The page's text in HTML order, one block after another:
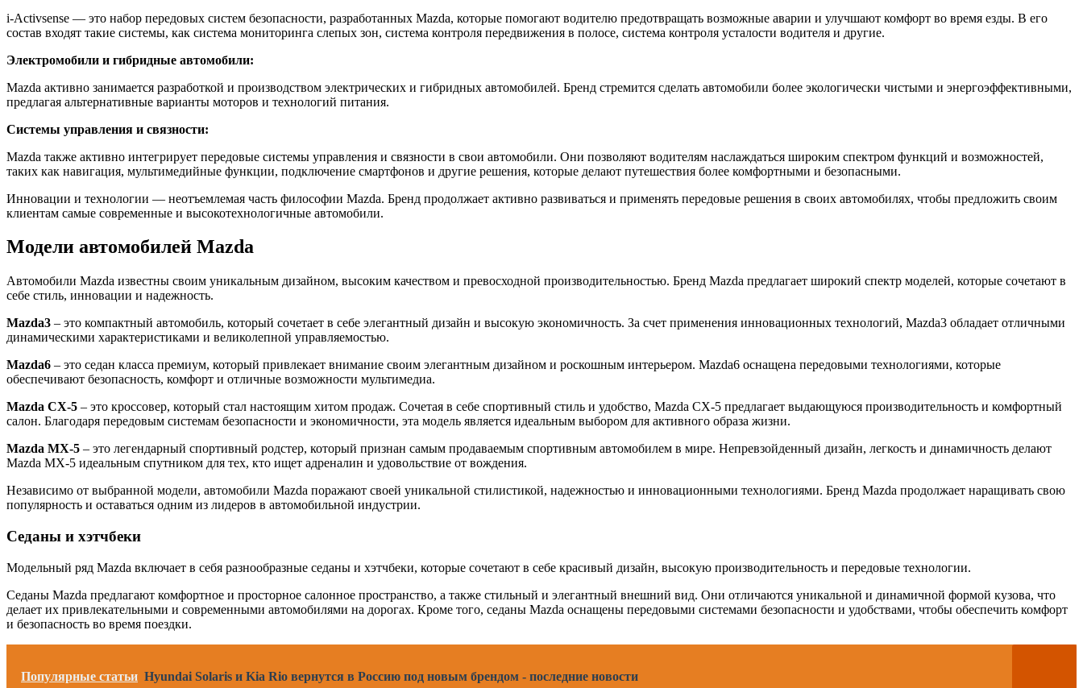
i-Activsense — это набор передовых систем безопасности, разработанных Mazda, которые помогают водителю предотвращать возможные аварии и улучшают комфорт во время езды. В его
состав входят такие системы, как система мониторинга слепых зон, система контроля передвижения в полосе, система контроля усталости водителя и другие.
Электромобили и гибридные автомобили:
Mazda активно занимается разработкой и производством электрических и гибридных автомобилей. Бренд стремится сделать автомобили более экологически чистыми и энергоэффективными,
предлагая альтернативные варианты моторов и технологий питания.
Системы управления и связности:
Mazda также активно интегрирует передовые системы управления и связности в свои автомобили. Они позволяют водителям наслаждаться широким спектром функций и возможностей,
таких как навигация, мультимедийные функции, подключение смартфонов и другие решения, которые делают путешествия более комфортными и безопасными.
Инновации и технологии — неотъемлемая часть философии Mazda. Бренд продолжает активно развиваться и применять передовые решения в своих автомобилях, чтобы предложить своим
клиентам самые современные и высокотехнологичные автомобили.
Модели автомобилей Mazda
Автомобили Mazda известны своим уникальным дизайном, высоким качеством и превосходной производительностью. Бренд Mazda предлагает широкий спектр моделей, которые сочетают в
себе стиль, инновации и надежность.
Mazda3 – это компактный автомобиль, который сочетает в себе элегантный дизайн и высокую экономичность. За счет применения инновационных технологий, Mazda3 обладает отличными
динамическими характеристиками и великолепной управляемостью.
Mazda6 – это седан класса премиум, который привлекает внимание своим элегантным дизайном и роскошным интерьером. Mazda6 оснащена передовыми технологиями, которые
обеспечивают безопасность, комфорт и отличные возможности мультимедиа.
Mazda CX-5 – это кроссовер, который стал настоящим хитом продаж. Сочетая в себе спортивный стиль и удобство, Mazda CX-5 предлагает выдающуюся производительность и комфортный
салон. Благодаря передовым системам безопасности и экономичности, эта модель является идеальным выбором для активного образа жизни.
Mazda MX-5 – это легендарный спортивный родстер, который признан самым продаваемым спортивным автомобилем в мире. Непревзойденный дизайн, легкость и динамичность делают
Mazda MX-5 идеальным спутником для тех, кто ищет адреналин и удовольствие от вождения.
Независимо от выбранной модели, автомобили Mazda поражают своей уникальной стилистикой, надежностью и инновационными технологиями. Бренд Mazda продолжает наращивать свою
популярность и оставаться одним из лидеров в автомобильной индустрии.
Седаны и хэтчбеки
Модельный ряд Mazda включает в себя разнообразные седаны и хэтчбеки, которые сочетают в себе красивый дизайн, высокую производительность и передовые технологии.
Седаны Mazda предлагают комфортное и просторное салонное пространство, а также стильный и элегантный внешний вид. Они отличаются уникальной и динамичной формой кузова, что
делает их привлекательными и современными автомобилями на дорогах. Кроме того, седаны Mazda оснащены передовыми системами безопасности и удобствами, чтобы обеспечить комфорт
и безопасность во время поездки.
Популярные статьи Hyundai Solaris и Kia Rio вернутся в Россию под новым брендом - последние новости